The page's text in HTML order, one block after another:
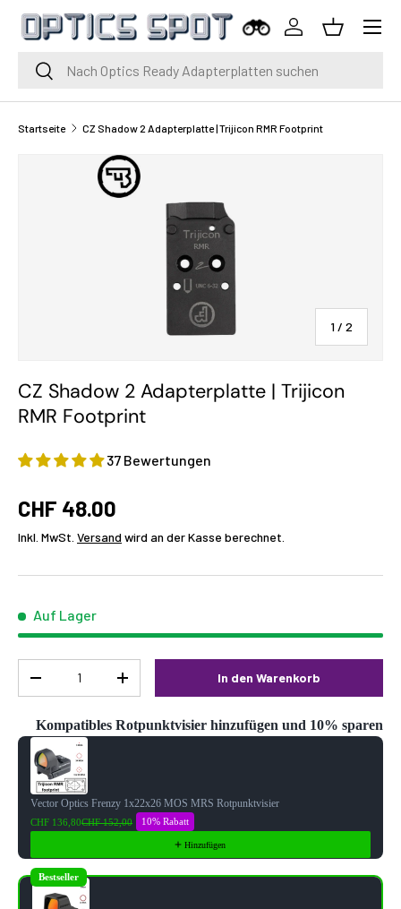
Zum Inhalt springen
SucheSuche
Einloggen
Korb
Menü
Startseite CZ Shadow 2 Adapterplatte | Trijicon RMR Footprint
1/ von
2
CZ Shadow 2 Adapterplatte | Trijicon
RMR Footprint
37 Bewertungen
CHF 48.00
Inkl. MwSt. Versand wird an der Kasse berechnet.
Auf Lager
-
+ In den Warenkorb
Kompatibles Rotpunktvisier hinzufügen und 10% sparen
Use the Previous and Next buttons to navigate through product
Vector Optics Frenzy 1x22x26 MOS MRS Rotpunktvisier
CHF 136,80CHF 152,00 10% Rabatt
Hinzufügen
Bestseller